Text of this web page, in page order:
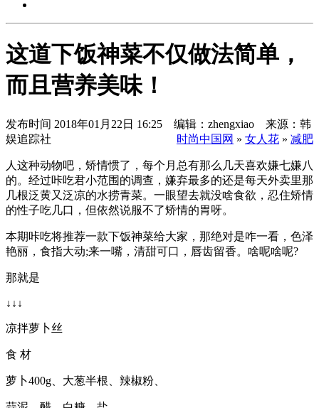
这道下饭神菜不仅做法简单，
而且营养美味！
发布时间 2018年01月22日 16:25 编辑：zhengxiao 来源：韩
娱追踪社
时尚中国网 » 女人花 » 减肥
人这种动物吧，矫情惯了，每个月总有那么几天喜欢嫌七嫌八
的。经过咔吃君小范围的调查，嫌弃最多的还是每天外卖里那
几根泛黄又泛凉的水捞青菜。一眼望去就没啥食欲，忍住矫情
的性子吃几口，但依然说服不了矫情的胃呀。
本期咔吃将推荐一款下饭神菜给大家，那绝对是咋一看，色泽
艳丽，食指大动;来一嘴，清甜可口，唇齿留香。啥呢啥呢?
那就是
↓↓↓
凉拌萝卜丝
食 材
萝卜400g、大葱半根、辣椒粉、